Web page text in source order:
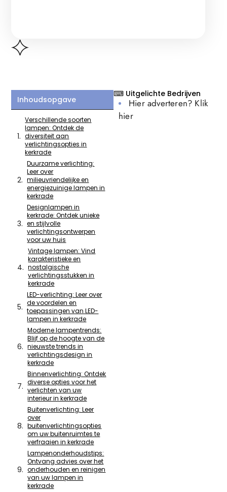
Inhoudsopgave
Verschillende soorten
lampen: Ontdek de
diversiteit aan
verlichtingsopties in
kerkrade
Duurzame verlichting:
Leer over
milieuvriendelijke en
energiezuinige lampen in
kerkrade
Designlampen in
kerkrade: Ontdek unieke
en stijlvolle
verlichtingsontwerpen
voor uw huis
Vintage lampen: Vind
karakteristieke en
nostalgische
verlichtingsstukken in
kerkrade
LED-verlichting: Leer over
de voordelen en
toepassingen van LED-
lampen in kerkrade
Moderne lampentrends:
Blijf op de hoogte van de
nieuwste trends in
verlichtingsdesign in
kerkrade
Binnenverlichting: Ontdek
diverse opties voor het
verlichten van uw
interieur in kerkrade
Buitenverlichting: Leer
over
buitenverlichtingsopties
om uw buitenruimtes te
verfraaien in kerkrade
Lampenonderhoudstips:
Ontvang advies over het
onderhouden en reinigen
van uw lampen in
kerkrade
⌨ Uitgelichte Bedrijven
Hier adverteren? Klik
hier